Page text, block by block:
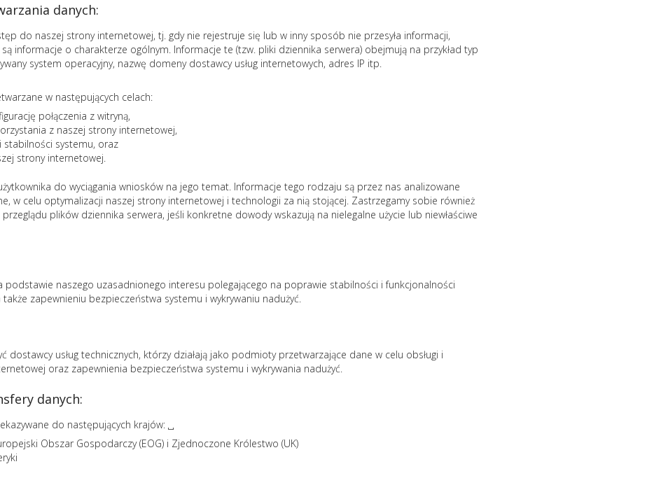
danych:
do naszej strony internetowej, tj. gdy nie rejestruje się lub w inny sposób nie przesyła informacji,
informacje o charakterze ogólnym. Informacje te (tzw. pliki dziennika serwera) obejmują na przykład typ
system operacyjny, nazwę domeny dostawcy usług internetowych, adres IP itp.
w następujących celach:
połączenia z witryną,
z naszej strony internetowej,
systemu, oraz
strony internetowej.
do wyciągania wniosków na jego temat. Informacje tego rodzaju są przez nas analizowane
w celu optymalizacji naszej strony internetowej i technologii za nią stojącej. Zastrzegamy sobie również
plików dziennika serwera, jeśli konkretne dowody wskazują na nielegalne użycie lub niewłaściwe
podstawie naszego uzasadnionego interesu polegającego na poprawie stabilności i funkcjonalności
zapewnieniu bezpieczeństwa systemu i wykrywaniu nadużyć.
dostawcy usług technicznych, którzy działają jako podmioty przetwarzające dane w celu obsługi i
oraz zapewnienia bezpieczeństwa systemu i wykrywania nadużyć.
danych:
do następujących krajów: ␣
Obszar Gospodarczy (EOG) i Zjednoczone Królestwo (UK)